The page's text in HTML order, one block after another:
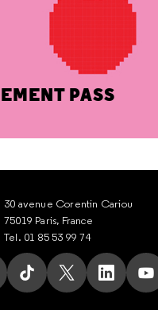
PASS
30 avenue Corentin Cariou
75019 Paris, France
Tel. 01 85 53 99 74
sur Instagram
nous sur Facebook
Suivez nous sur Tik
Suivez nous
Suivez